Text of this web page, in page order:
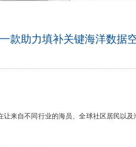
款助力填补关键海洋数据
来自不同行业的海员、全球社区居民以